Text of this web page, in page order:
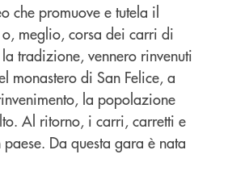
che promuove e tutela il
meglio, corsa dei carri di
tradizione, vennero rinvenuti
monastero di San Felice, a
la popolazione
Al ritorno, i carri, carretti e
Da questa gara è nata